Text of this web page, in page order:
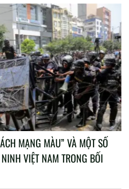
MẠNG MÀU” VÀ MỘT SỐ
VIỆT NAM TRONG BỐI